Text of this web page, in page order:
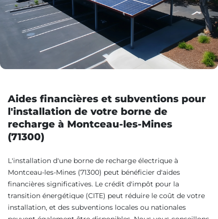
Aides financières et subventions pour
l'installation de votre borne de
recharge à Montceau-les-Mines
(71300)
L'installation d'une borne de recharge électrique à
Montceau-les-Mines (71300) peut bénéficier d'aides
financières significatives. Le crédit d'impôt pour la
transition énergétique (CITE) peut réduire le coût de votre
installation, et des subventions locales ou nationales